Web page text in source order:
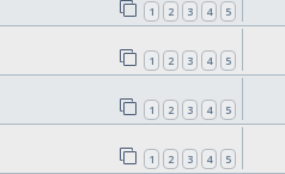
1 2 3 4 5
1 2 3 4 5
1 2 3 4 5
1 2 3 4 5